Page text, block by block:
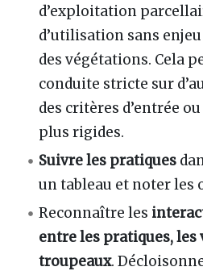
d’exploitation
d’utilisation sans
des végétations. Cela
conduite stricte sur
des critères d’entrée
plus rigides.
Suivre les pratiques
un tableau et noter les
Reconnaître les
entre les pratiques, les
troupeaux.